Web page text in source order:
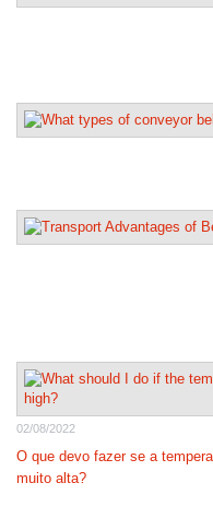
02/08/2022
O que devo fazer se a
muito alta?